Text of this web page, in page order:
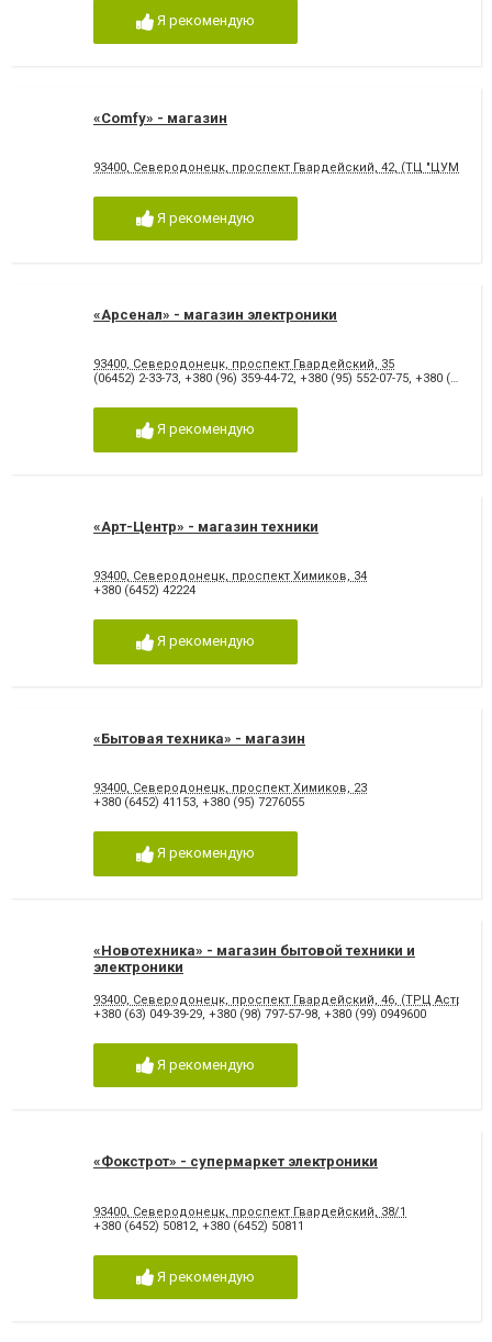
Я рекомендую
«Comfy» - магазин
93400, Северодонецк, проспект Гвардейский, 42, (ТЦ "ЦУМ")
Я рекомендую
«Арсенал» - магазин электроники
93400, Северодонецк, проспект Гвардейский, 35
(06452) 2-33-73, +380 (96) 359-44-72, +380 (95) 552-07-75, +380 (50) 626-52-00
Я рекомендую
«Арт-Центр» - магазин техники
93400, Северодонецк, проспект Химиков, 34
+380 (6452) 42224
Я рекомендую
«Бытовая техника» - магазин
93400, Северодонецк, проспект Химиков, 23
+380 (6452) 41153, +380 (95) 7276055
Я рекомендую
«Новотехника» - магазин бытовой техники и
электроники
93400, Северодонецк, проспект Гвардейский, 46, (ТРЦ Астрон
+380 (63) 049-39-29, +380 (98) 797-57-98, +380 (99) 0949600
Я рекомендую
«Фокстрот» - супермаркет электроники
93400, Северодонецк, проспект Гвардейский, 38/1
+380 (6452) 50812 +380 (6452) 50811
Я рекомендую